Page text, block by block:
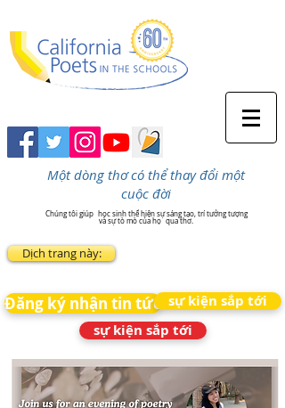
Một dòng thơ có thể thay đổi một
cuộc đời
Chúng tôi giúp
học sinh thể hiện sự sáng tạo, trí tưởng tượng
và sự tò mò của họ qua thơ.
Dịch trang này:
Đăng ký nhận tin tức sự kiện sắp tới
sự kiện sắp tới